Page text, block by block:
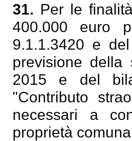
31. Per le
400.000 euro
9.1.1.3420 e
previsione
2015 e del
"Contributo
necessari a
proprietà